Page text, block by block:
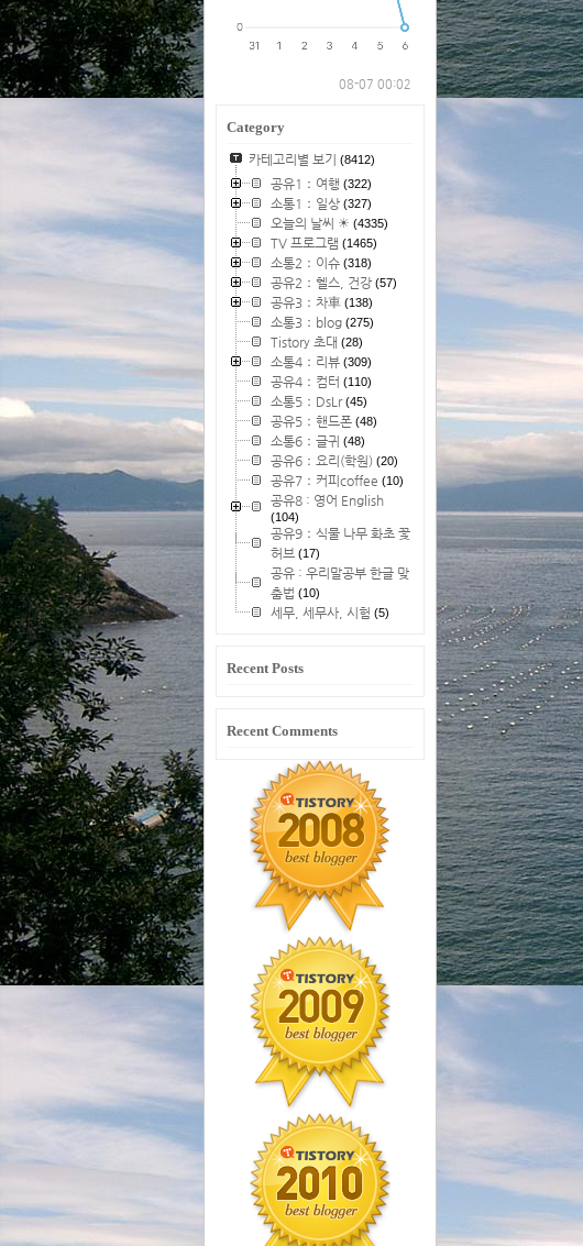
08-07 00:02
Category
카테고리별 보기 (8412)
공유1：여행 (322)
소통1：일상(327)
오늘의 날씨 ☀ (4335)
TV 프로그램 (1465)
소통2：이슈(318)
공유2：헬스, 건강(57)
공유3：차車(138)
소통3：blog(275)
Tistory 초대 (28)
소통4：리뷰(309)
공유4：컴터 (110)
소통5：DsLr(45)
공유5：핸드폰(48)
소통6：글귀 (48)
공유6：요리(학원)(20)
공유7：커피coffee (10)
공유8 : 영어 English
(104)
공유9：식물 나무 화초 꽃
허브 (17)
공유 : 우리말공부 한글 맞
춤법 (10)
세무, 세무사, 시험 (5)
Recent Posts
Recent Comments